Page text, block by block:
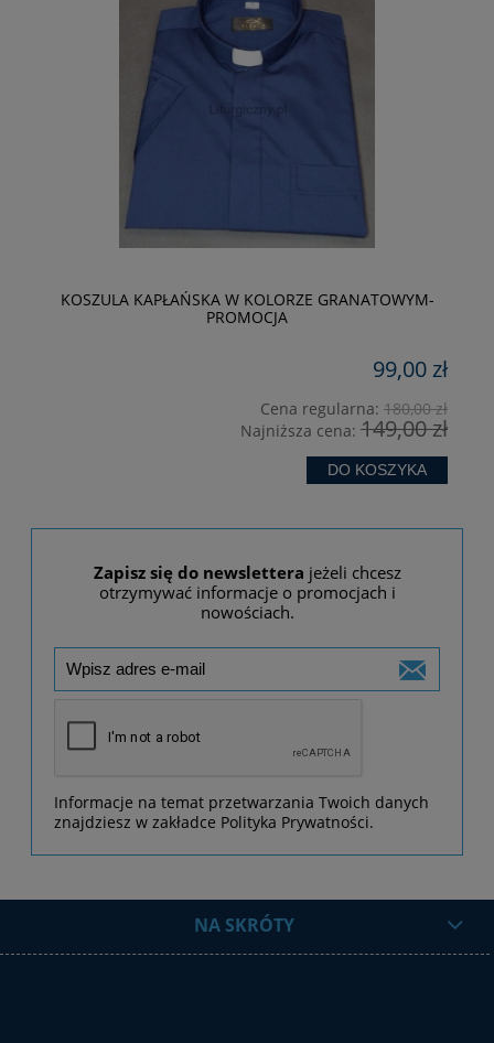
KOSZULA KAPŁAŃSKA W KOLORZE GRANATOWYM-
PROMOCJA
99,00 zł
Cena regularna: 180,00 zł
Najniższa cena: 149,00 zł
DO KOSZYKA
Zapisz się do newslettera jeżeli chcesz
otrzymywać informacje o promocjach i
nowościach.
Informacje na temat przetwarzania Twoich danych
znajdziesz w zakładce Polityka Prywatności.
NA SKRÓTY